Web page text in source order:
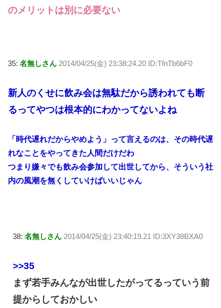
のメリットは別に必要ない
35: 名無しさん 2014/04/25(金) 23:38:24.20 ID:TfnTb6bF0
新人のくせに飲み会は無駄だから誘われても断
るってやつは根本的にわかってないよね
「時代遅れだからやめよう」って言えるのは、その時代遅
れなことをやってきた人間だけだわ
つまり嫌々でも飲み会参加して出世してから、そういう社
内の風潮を無くしていけばいいじゃん
38: 名無しさん 2014/04/25(金) 23:40:19.21 ID:3XY38BXA0
>>35
まず若手みんなが出世したがってるっていう前
提からしておかしい